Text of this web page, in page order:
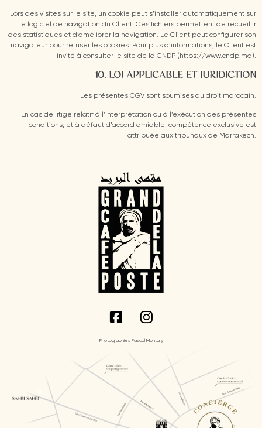
Lors des visites sur le site, un cookie peut s’installer automatiquement sur
le logiciel de navigation du Client. Ces fichiers permettent de recueillir
des statistiques et d’améliorer la navigation. Le Client peut configurer son
navigateur pour refuser les cookies. Pour plus d’informations, le Client est
invité à consulter le site de la CNDP (https://www.cndp.ma).
10. LOI APPLICABLE ET JURIDICTION
Les présentes CGV sont soumises au droit marocain.
En cas de litige relatif à l’interprétation ou à l’exécution des présentes
conditions, et à défaut d’accord amiable, compétence exclusive est
attribuée aux tribunaux de Marrakech.
Photographies Pascal Montary
CONCIERGE